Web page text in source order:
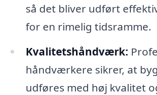
så det bliver udført
for en rimelig tidsramme.
Kvalitetshåndværk:
håndværkere sikrer, at
udføres med høj kvalitet